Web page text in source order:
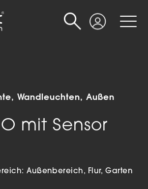
Login
Suche
Wandleuchten Außen
mit Sensor
Außenbereich Flur Garten